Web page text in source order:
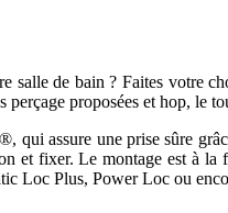
salle de bain ? Faites votre
perçage proposées et hop, le
qui assure une prise sûre
et fixer. Le montage est à la
Loc Plus, Power Loc ou